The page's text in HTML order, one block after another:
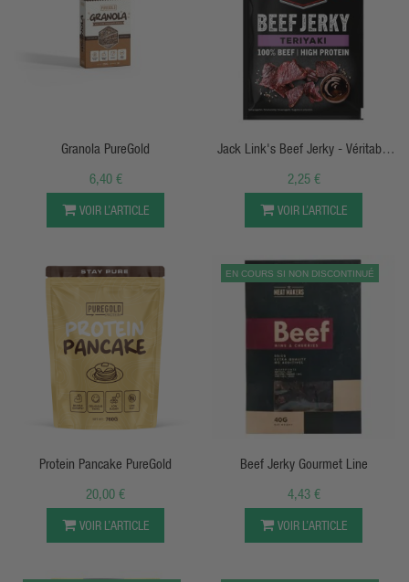
Granola PureGold
6,40 €
VOIR L’ARTICLE
APERÇU RAPIDE
Jack Link's Beef Jerky - Véritable
Boeuf Séché
2,25 €
VOIR L’ARTICLE
APERÇU RAPIDE
Protein Pancake PureGold
20,00 €
VOIR L’ARTICLE
EN COURS SI NON DISCONTINUÉ
APERÇU RAPIDE
Beef Jerky Gourmet Line
4,43 €
VOIR L’ARTICLE